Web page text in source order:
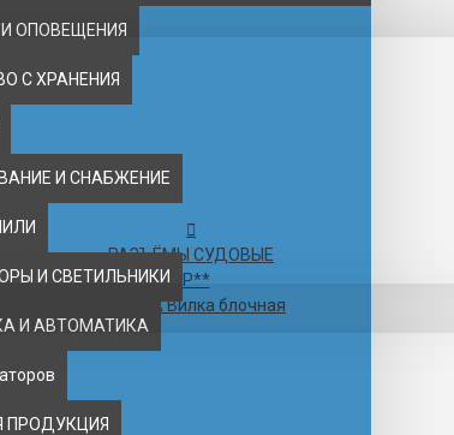
ОПОВЕЩЕНИЯ
С ХРАНЕНИЯ
И СНАБЖЕНИЕ
И СВЕТИЛЬНИКИ
И АВТОМАТИКА
ПРОДУКЦИЯ
РАЗЪЁМЫ СУДОВЫЕ
6Р**
6Р-150А Вилка блочная